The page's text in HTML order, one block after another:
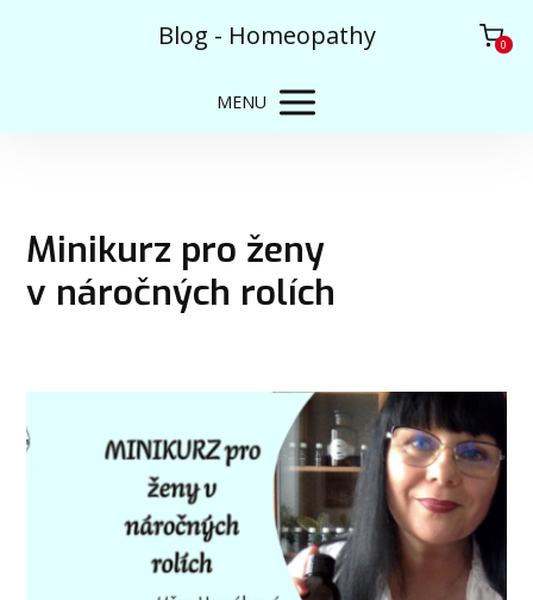
Blog - Homeopathy 0
MENU
Minikurz pro ženy
v náročných rolích